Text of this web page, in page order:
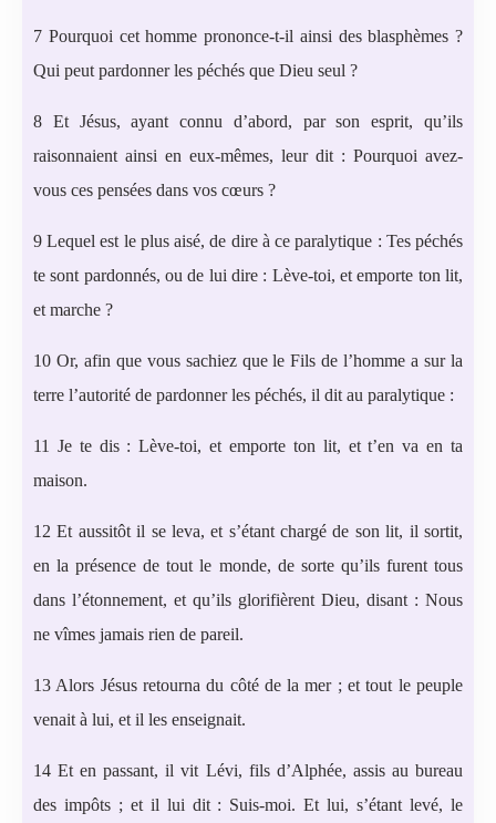
7 Pourquoi cet homme prononce-t-il ainsi des blasphèmes ?
Qui peut pardonner les péchés que Dieu seul ?
8 Et Jésus, ayant connu d’abord, par son esprit, qu’ils
raisonnaient ainsi en eux-mêmes, leur dit : Pourquoi avez-
vous ces pensées dans vos cœurs ?
9 Lequel est le plus aisé, de dire à ce paralytique : Tes péchés
te sont pardonnés, ou de lui dire : Lève-toi, et emporte ton lit,
et marche ?
10 Or, afin que vous sachiez que le Fils de l’homme a sur la
terre l’autorité de pardonner les péchés, il dit au paralytique :
11 Je te dis : Lève-toi, et emporte ton lit, et t’en va en ta
maison.
12 Et aussitôt il se leva, et s’étant chargé de son lit, il sortit,
en la présence de tout le monde, de sorte qu’ils furent tous
dans l’étonnement, et qu’ils glorifièrent Dieu, disant : Nous
ne vîmes jamais rien de pareil.
13 Alors Jésus retourna du côté de la mer ; et tout le peuple
venait à lui, et il les enseignait.
14 Et en passant, il vit Lévi, fils d’Alphée, assis au bureau
des impôts ; et il lui dit : Suis-moi. Et lui, s’étant levé, le